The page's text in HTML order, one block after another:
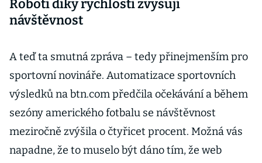
Roboti díky rychlosti zvyšují
návštěvnost
A teď ta smutná zpráva – tedy přinejmenším pro
sportovní novináře. Automatizace sportovních
výsledků na btn.com předčila očekávání a během
sezóny amerického fotbalu se návštěvnost
meziročně zvýšila o čtyřicet procent. Možná vás
napadne, že to muselo být dáno tím, že web